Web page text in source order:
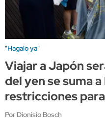
"Hagalo ya"
Viajar a Japón
del yen se suma
restricciones
Por Dionisio Bosch